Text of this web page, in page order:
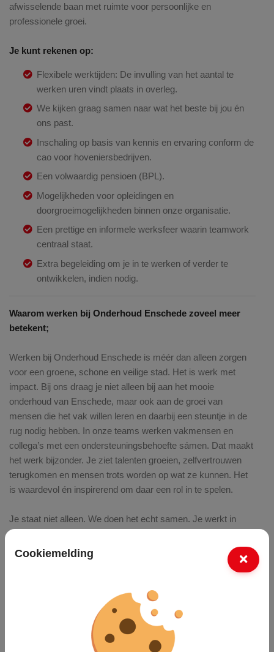
Cookiemelding
afwisselende baan met ruimte voor persoonlijke en
professionele groei.
Je kunt rekenen op:
Flexibele werktijden: De invulling van het aantal te
werken uren vindt plaats in overleg.
We kijken graag samen naar wat het beste bij jou én
ons past.
Inschaling op basis van kennis en ervaring conform de
cao voor hoveniersbedrijven.
Een volwaardig pensioen (BPL).
Mogelijkheden voor opleidingen en
doorgroeimogelijkheden binnen onze organisatie.
Een prettige en informele werksfeer waarin teamwork
centraal staat.
Extra begeleiding om je in te werken of verder te
ontwikkelen, indien nodig.
Waarom werken bij Onderhoud Enschede zoveel meer
betekent;
Werken bij Onderhoud Enschede is méér dan alleen zorgen
voor een groene, schone en veilige stad. Het is werk met
impact. Bij ons draag je niet alleen bij aan het mooie
onderhoud van Enschede, maar ook aan de groei van
mensen die het vak willen leren en daarbij een steuntje in de
rug nodig hebben. In onze teams werken vakmensen en
collega’s met een ondersteuningsbehoefte sámen. Dat maakt
het werk bijzonder. Je ziet talenten groeien, zelfvertrouwen
terugkomen en mensen trots worden op wat ze kunnen. Het
is waardevol én inspirerend om daar een rol in te spelen.
Je staat niet alleen. We doen het echt samen. Je werkt in
hechte teams waar we naar elkaar omkijken, elkaar iets
gunnen en elkaar sterker maken. Onze voormannen,
uitvoerders en collega’s helpen nieuwe medewerkers stap
voor stap het vak te leren. Dat geeft energie: je ziet elke dag
resultaat, in het werk én in de mensen om je heen.
En dat alles doen we voor onze stad
. Met trots onderhouden
we Enschede: van de parken en speelplekken tot de